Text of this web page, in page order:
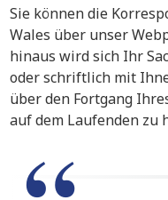
Sie können die
Wales über unser
hinaus wird sich Ihr
oder schriftlich mit
über den Fortgang
auf dem Laufenden zu